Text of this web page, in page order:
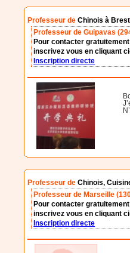
Professeur deChinois à Brest
Professeur de Guipavas
Pour contacter
inscrivez vous en cliquant
Inscription directe
Professeur deChinois,
Professeur de Marseille
Pour contacter
inscrivez vous en cliquant
Inscription directe